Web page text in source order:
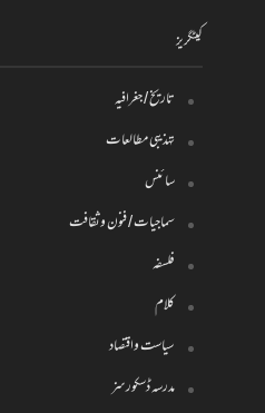
کیٹگریز
تاریخ / جغرافیہ
تہذیبی مطالعات
سائنس
سماجیات / فنون وثقافت
فلسفہ
کلام
سیاست واقتصاد
مدرسہ ڈسکورسز